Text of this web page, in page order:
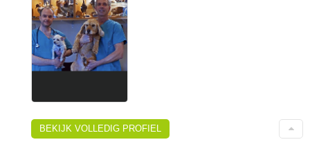
BEKIJK VOLLEDIG PROFIEL